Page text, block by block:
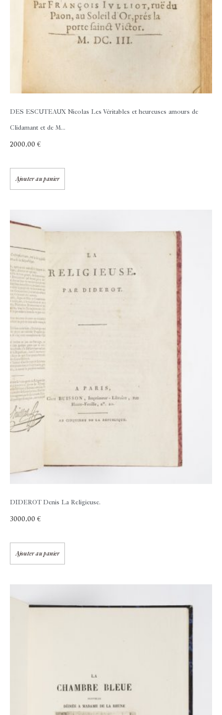
DES ESCUTEAUX Nicolas Les Véritables et heureuses amours de
Clidamant et de M...
2000,00 €
Ajouter au panier
DIDEROT Denis La Religieuse.
3000,00 €
Ajouter au panier